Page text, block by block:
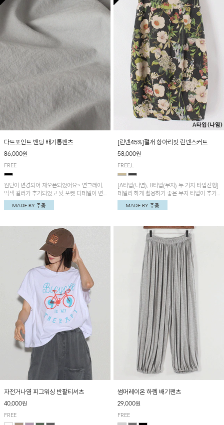
다트포인트 밴딩 배기통팬츠
86,000원
FREE
원단이 변경되어 재오픈되었어요~ 연그레이,
먹색 컬러가 추가되었고 뒷 포켓 디테일이 변
경되었습니다~가볍고 시원하게 착용되는 배
기통팬츠! 허리밴딩과 여유로운 통으로 편안해
[린넨45%]절개 항아리핏 린넨스커트
58,000원
FREE,L
[A타입(나염), B타입(무지) 두 가지 타입진행]
데일리 하게 활용하기 좋은 무지 타입이 추가
되었어요~ 볼륨감 있는 항아리핏 실루엣이 유
니크하며 포켓디테일이 POINT!
자전거나염 피그워싱 반팔티셔츠
40,000원
FREE
썸머레이온 하렘 배기팬츠
29,000원
FREE